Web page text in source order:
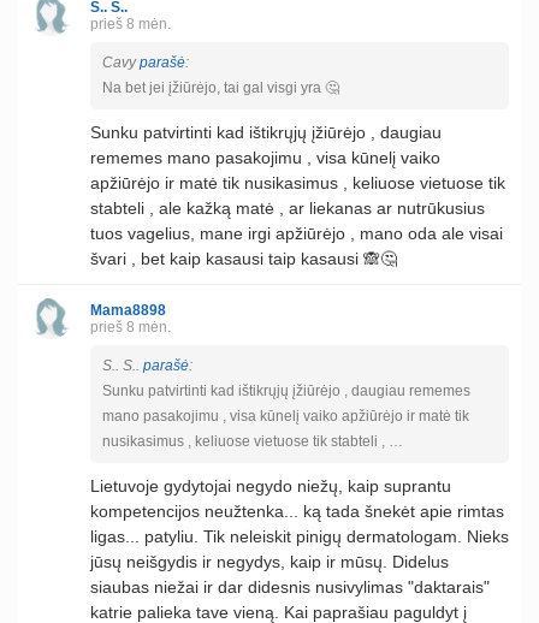
S.. S..
prieš 8 mėn.
Cavyparašė:
Na bet jei įžiūrėjo, tai gal visgi yra 🤔
Sunku patvirtinti kad ištikrųjų įžiūrėjo , daugiau
rememes mano pasakojimu , visa kūnelį vaiko
apžiūrėjo ir matė tik nusikasimus , keliuose vietuose tik
stabteli , ale kažką matė , ar liekanas ar nutrūkusius
tuos vagelius, mane irgi apžiūrėjo , mano oda ale visai
švari , bet kaip kasausi taip kasausi 🙈🤔
Mama8898
prieš 8 mėn.
S.. S.. parašė:
Sunku patvirtinti kad ištikrųjų įžiūrėjo , daugiau rememes
mano pasakojimu , visa kūnelį vaiko apžiūrėjo ir matė tik
nusikasimus , keliuose vietuose tik stabteli , …
Lietuvoje gydytojai negydo niežų, kaip suprantu
kompetencijos neužtenka... ką tada šnekėt apie rimtas
ligas... patyliu. Tik neleiskit pinigų dermatologam. Nieks
jūsų neišgydis ir negydys, kaip ir mūsų. Didelus
siaubas niežai ir dar didesnis nusivylimas "daktarais"
katrie palieka tave vieną. Kai paprašiau paguldyt į